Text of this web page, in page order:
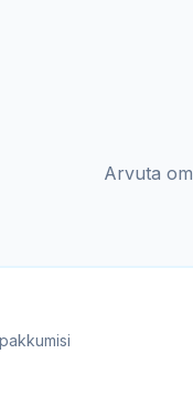
Arvuta